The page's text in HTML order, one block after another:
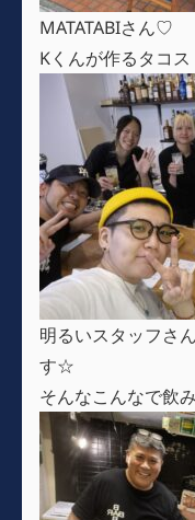
MATATABIさん♡
Kくんが作るタコ
明るいスタッフさ
す☆
そんなこんなで飲